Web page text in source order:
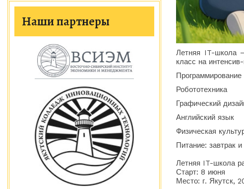
Наши партнеры
Летняя IT-школа
класс на
Программирование
Робототехника
Графический
Английский язык
Физическая
Питание: завтрак
Летняя IT-школа
Старт: 8 июня
Место: г. Якутск,